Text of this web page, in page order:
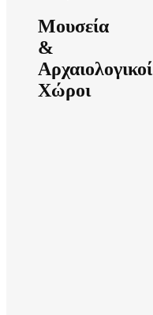
Μουσεία
&
Αρχαιολογικοί
Χώροι